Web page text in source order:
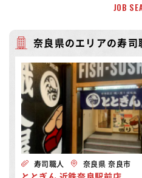
JOB
奈良県のエリアの寿司
寿司職人 奈良県 奈良市